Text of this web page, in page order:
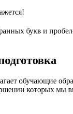
букв и
обучающие
которых мы